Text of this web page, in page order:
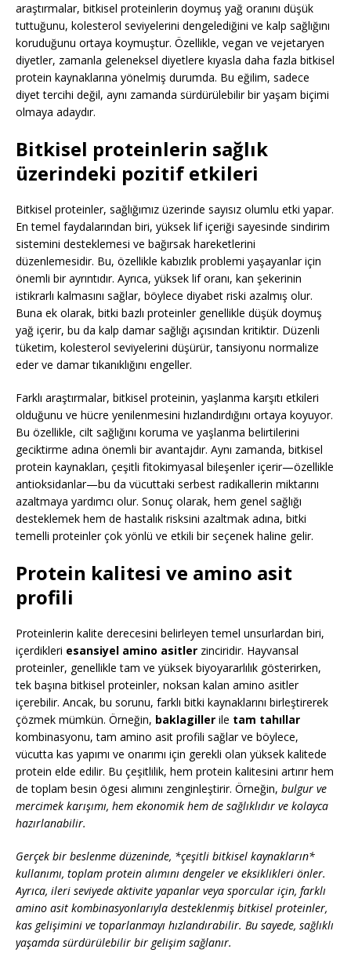
araştırmalar, bitkisel proteinlerin doymuş yağ oranını düşük
tuttuğunu, kolesterol seviyelerini dengelediğini ve kalp sağlığını
koruduğunu ortaya koymuştur. Özellikle, vegan ve vejetaryen
diyetler, zamanla geleneksel diyetlere kıyasla daha fazla bitkisel
protein kaynaklarına yönelmiş durumda. Bu eğilim, sadece
diyet tercihi değil, aynı zamanda sürdürülebilir bir yaşam biçimi
olmaya adaydır.
Bitkisel proteinlerin sağlık
üzerindeki pozitif etkileri
Bitkisel proteinler, sağlığımız üzerinde sayısız olumlu etki yapar.
En temel faydalarından biri, yüksek lif içeriği sayesinde sindirim
sistemini desteklemesi ve bağırsak hareketlerini
düzenlemesidir. Bu, özellikle kabızlık problemi yaşayanlar için
önemli bir ayrıntıdır. Ayrıca, yüksek lif oranı, kan şekerinin
istikrarlı kalmasını sağlar, böylece diyabet riski azalmış olur.
Buna ek olarak, bitki bazlı proteinler genellikle düşük doymuş
yağ içerir, bu da kalp damar sağlığı açısından kritiktir. Düzenli
tüketim, kolesterol seviyelerini düşürür, tansiyonu normalize
eder ve damar tıkanıklığını engeller.
Farklı araştırmalar, bitkisel proteinin, yaşlanma karşıtı etkileri
olduğunu ve hücre yenilenmesini hızlandırdığını ortaya koyuyor.
Bu özellikle, cilt sağlığını koruma ve yaşlanma belirtilerini
geciktirme adına önemli bir avantajdır. Aynı zamanda, bitkisel
protein kaynakları, çeşitli fitokimyasal bileşenler içerir—özellikle
antioksidanlar—bu da vücuttaki serbest radikallerin miktarını
azaltmaya yardımcı olur. Sonuç olarak, hem genel sağlığı
desteklemek hem de hastalık risksini azaltmak adına, bitki
temelli proteinler çok yönlü ve etkili bir seçenek haline gelir.
Protein kalitesi ve amino asit
profili
Proteinlerin kalite derecesini belirleyen temel unsurlardan biri,
içerdikleri esansiyel amino asitler zinciridir. Hayvansal
proteinler, genellikle tam ve yüksek biyoyararlılık gösterirken,
tek başına bitkisel proteinler, noksan kalan amino asitler
içerebilir. Ancak, bu sorunu, farklı bitki kaynaklarını birleştirerek
çözmek mümkün. Örneğin, baklagiller ile tam tahıllar
kombinasyonu, tam amino asit profili sağlar ve böylece,
vücutta kas yapımı ve onarımı için gerekli olan yüksek kalitede
protein elde edilir. Bu çeşitlilik, hem protein kalitesini artırır hem
de toplam besin ögesi alımını zenginleştirir. Örneğin, bulgur ve
mercimek karışımı, hem ekonomik hem de sağlıklıdır ve kolayca
hazırlanabilir.
Gerçek bir beslenme düzeninde, *çeşitli bitkisel kaynakların*
kullanımı, toplam protein alımını dengeler ve eksiklikleri önler.
Ayrıca, ileri seviyede aktivite yapanlar veya sporcular için, farklı
amino asit kombinasyonlarıyla desteklenmiş bitkisel proteinler,
kas gelişimini ve toparlanmayı hızlandırabilir. Bu sayede, sağlıklı
yaşamda sürdürülebilir bir gelişim sağlanır.